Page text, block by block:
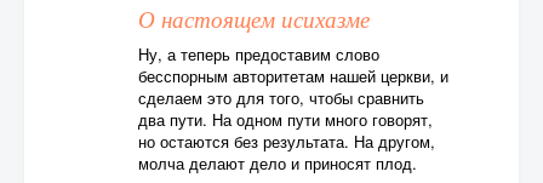
О настоящем исихазме
Ну, а теперь предоставим слово
бесспорным авторитетам нашей церкви, и
сделаем это для того, чтобы сравнить
два пути. На одном пути много говорят,
но остаются без результата. На другом,
молча делают дело и приносят плод.